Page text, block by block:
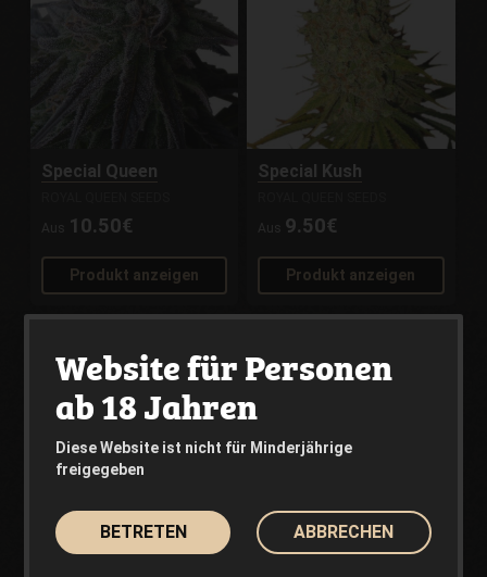
Special Queen
Aus
10.50€
Produkt anzeigen
Special Kush
Aus 9.50€
Produkt anzeigen
Royal Gorilla Hulkberry
Website für Personen
ab 18 Jahren
Diese Website ist nicht für Minderjährige
freigegeben
BETRETEN ABBRECHEN